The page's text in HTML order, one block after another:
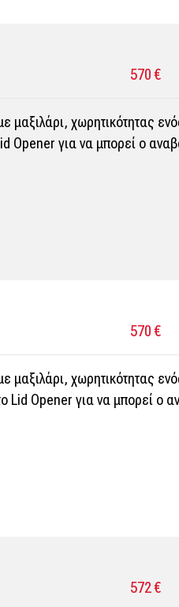
570 €
μαξιλάρι, χωρητικότητας
για να μπορεί ο
570 €
μαξιλάρι, χωρητικότητας
Opener για να μπορεί ο
572 €